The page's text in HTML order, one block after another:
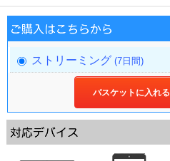
ストリーミング (7日間)
バスケットに入れる